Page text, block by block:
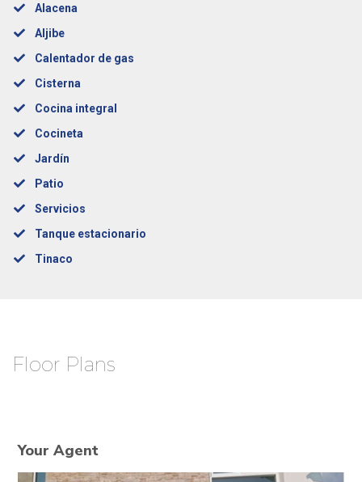
Alacena
Aljibe
Calentador de gas
Cisterna
Cocina integral
Cocineta
Jardín
Patio
Servicios
Tanque estacionario
Tinaco
Floor Plans
Your Agent